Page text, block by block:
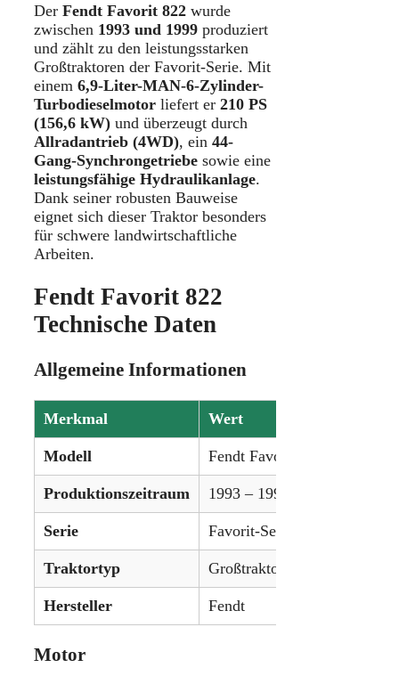
Der Fendt Favorit 822 wurde
zwischen 1993 und 1999 produziert
und zählt zu den leistungsstarken
Großtraktoren der Favorit-Serie. Mit
einem 6,9-Liter-MAN-6-Zylinder-
Turbodieselmotor liefert er 210 PS
(156,6 kW) und überzeugt durch
Allradantrieb (4WD), ein 44-
Gang-Synchrongetriebe sowie eine
leistungsfähige Hydraulikanlage.
Dank seiner robusten Bauweise
eignet sich dieser Traktor besonders
für schwere landwirtschaftliche
Arbeiten.
Fendt Favorit 822
Technische Daten
Allgemeine Informationen
Merkmal Wert
Modell Fendt Favorit 822
Produktionszeitraum 1993 – 1999
Serie Favorit-Serie
Traktortyp Großtraktor
Hersteller Fendt
Motor